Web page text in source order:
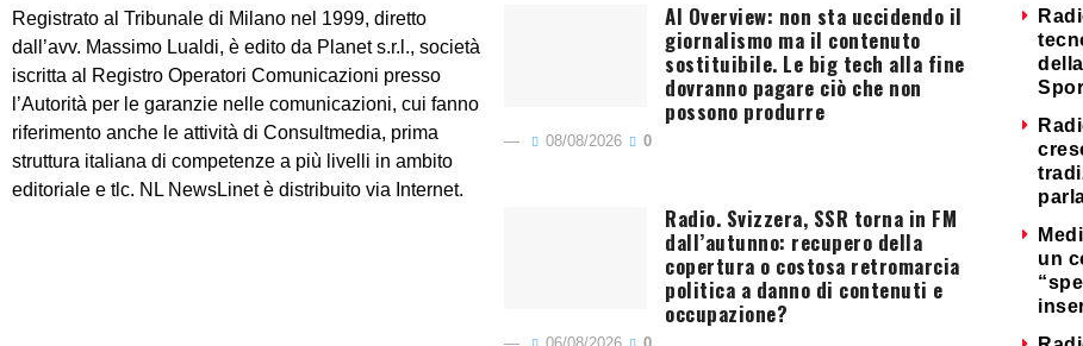
Registrato al Tribunale di Milano nel 1999, diretto
dall’avv. Massimo Lualdi, è edito da Planet s.r.l., società
iscritta al Registro Operatori Comunicazioni presso
l’Autorità per le garanzie nelle comunicazioni, cui fanno
riferimento anche le attività di Consultmedia, prima
struttura italiana di competenze a più livelli in ambito
editoriale e tlc. NL NewsLinet è distribuito via Internet.
AI Overview: non sta uccidendo il
giornalismo ma il contenuto
sostituibile. Le big tech alla fine
dovranno pagare ciò che non
possono produrre
08/08/2026 0
Radio. Svizzera, SSR torna in FM
dall’autunno: recupero della
copertura o costosa retromarcia
politica a danno di contenuti e
occupazione?
un